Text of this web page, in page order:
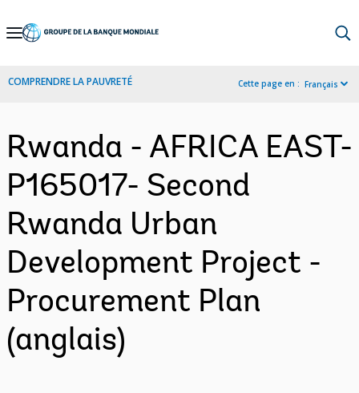
Skip
Navigation
COMPRENDRE LA PAUVRETÉ Cette page en : Français
Rwanda - AFRICA EAST-
P165017- Second
Rwanda Urban
Development Project -
Procurement Plan
(anglais)